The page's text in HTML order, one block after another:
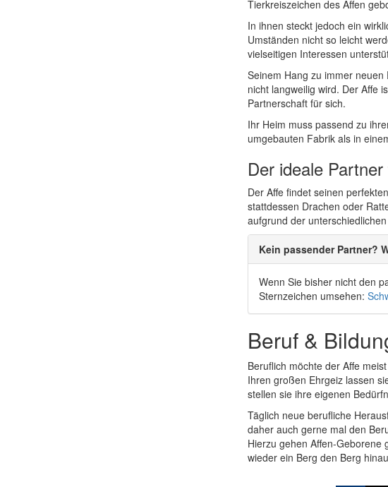
Tierkreiszeichen des Affen
In ihnen steckt jedoch ein
Umständen nicht so leicht
vielseitigen Interessen
Seinem Hang zu immer
nicht langweilig wird. Der Affe
Partnerschaft für sich.
Ihr Heim muss passend zu
umgebauten Fabrik als in
Der ideale
Der Affe findet seinen
stattdessen Drachen oder
aufgrund der
Kein passender Partner?
Wenn Sie bisher nicht den
Sternzeichen umsehen:
Beruf &
Beruflich möchte der Affe
Ihren großen Ehrgeiz lassen
stellen sie ihre eigenen
Täglich neue berufliche
daher auch gerne mal den
Hierzu gehen Affen-Geborene
wieder ein Berg den Berg